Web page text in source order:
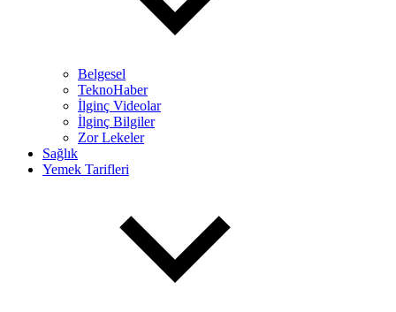
Belgesel
TeknoHaber
İlginç Videolar
İlginç Bilgiler
Zor Lekeler
Sağlık
Yemek Tarifleri